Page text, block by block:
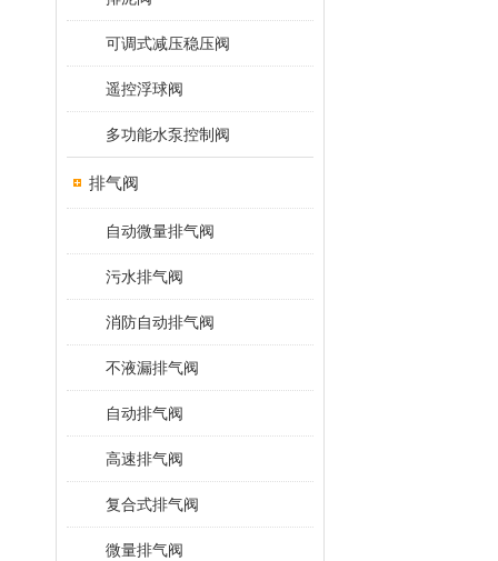
可调式减压稳压阀
遥控浮球阀
多功能水泵控制阀
排气阀
自动微量排气阀
污水排气阀
消防自动排气阀
不液漏排气阀
自动排气阀
高速排气阀
复合式排气阀
微量排气阀